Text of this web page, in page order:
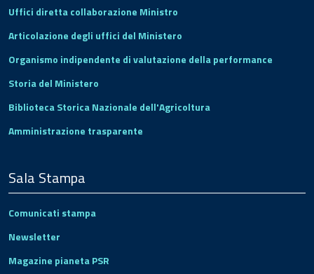
Uffici diretta collaborazione Ministro
Articolazione degli uffici del Ministero
Organismo indipendente di valutazione della performance
Storia del Ministero
Biblioteca Storica Nazionale dell'Agricoltura
Amministrazione trasparente
Sala Stampa
Comunicati stampa
Newsletter
Magazine pianeta PSR